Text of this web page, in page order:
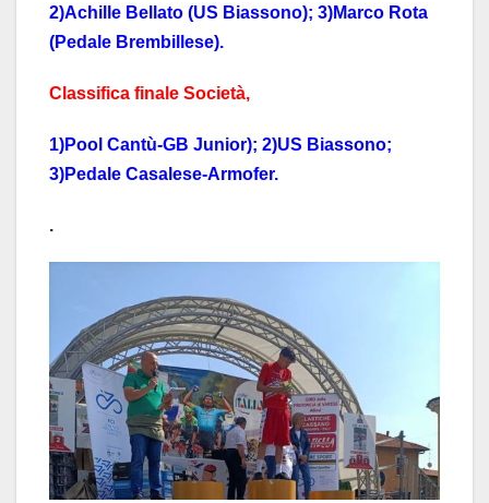
2)Achille Bellato (US Biassono); 3)Marco Rota
(Pedale Brembillese).
Classifica finale Società,
1)Pool Cantù-GB Junior); 2)US Biassono;
3)Pedale Casalese-Armofer.
.